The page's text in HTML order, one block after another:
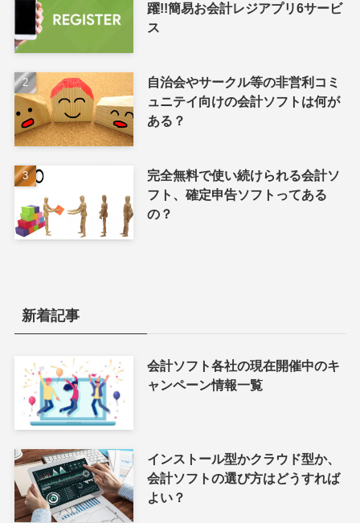
躍!!簡易お会計レジアプリ6サービ
ス
自治会やサークル等の非営利コミ
ュニテイ向けの会計ソフトは何が
ある？
完全無料で使い続けられる会計ソ
フト、確定申告ソフトってある
の？
新着記事
会計ソフト各社の現在開催中のキ
ャンペーン情報一覧
インストール型かクラウド型か、
会計ソフトの選び方はどうすれば
よい？